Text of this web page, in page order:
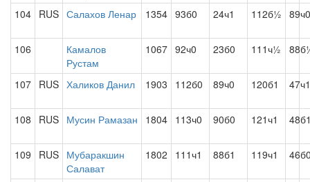
104 RUS Салахов Ленар 1354 93б0 24ч1 112б½ 89ч0
106
Камалов
Рустам
1067 92ч0 23б0 111ч½
107 RUS Халиков Данил 1903 112б0 89ч0 120б1 47ч1
108 RUS Мусин Рамазан 1804 113ч0 90б0 121ч1
109 RUS Мубаракшин
Салават
1802 111ч1 88б1 119ч1